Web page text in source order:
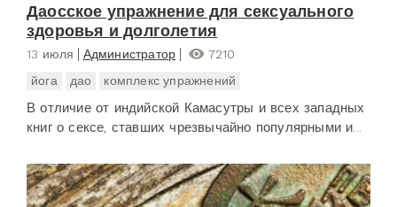
Даосское упражнение для сексуального
здоровья и долголетия
13 июля Администратор
7210
йога
дао комплекс упражнений
В отличие от индийской Камасутры и всех западных
книг о сексе, ставших чрезвычайно популярными и...